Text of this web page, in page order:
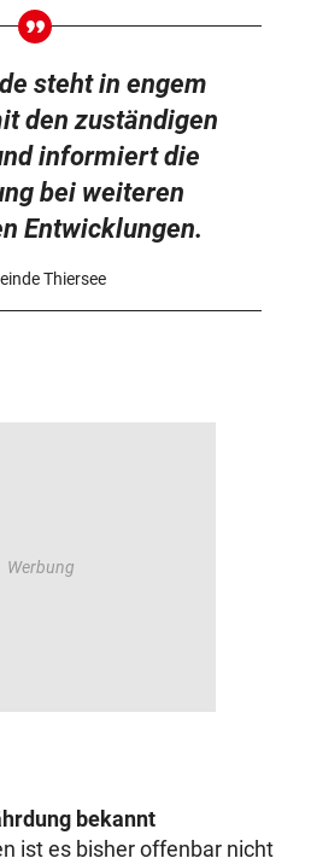
steht in engem
den zuständigen
informiert die
bei weiteren
Entwicklungen.
Thiersee
bekannt
ist es bisher offenbar nicht